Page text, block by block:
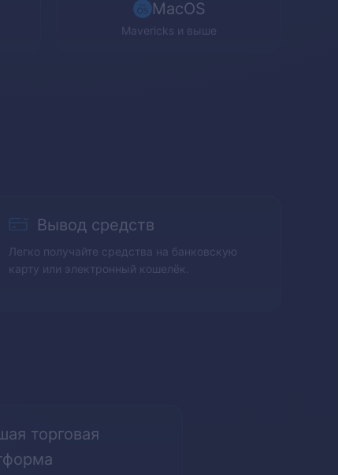
MacOS
Mavericks и выше
Вывод средств
Легко получайте средства на банковскую
карту или электронный кошелёк.
торговая